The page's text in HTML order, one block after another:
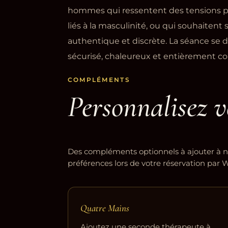
hommes qui ressentent des tensions
liés à la masculinité, ou qui
authentique et discrète. La séance se
sécurisé, chaleureux et entièrement
COMPLÉMENTS
Personnalisez
Des compléments optionnels à ajouter à
préférences lors de votre réservation par
Quatre Mains